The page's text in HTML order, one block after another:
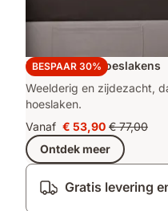
BESPAAR 30%
Emma Satijn Hoeslakens
Weelderig en zijdezacht,
hoeslaken.
Vanaf Prijs
€ 53,90
€ 53,90
prijs
€ 77,00
€ 77,00
Ontdek meer
Gratis levering